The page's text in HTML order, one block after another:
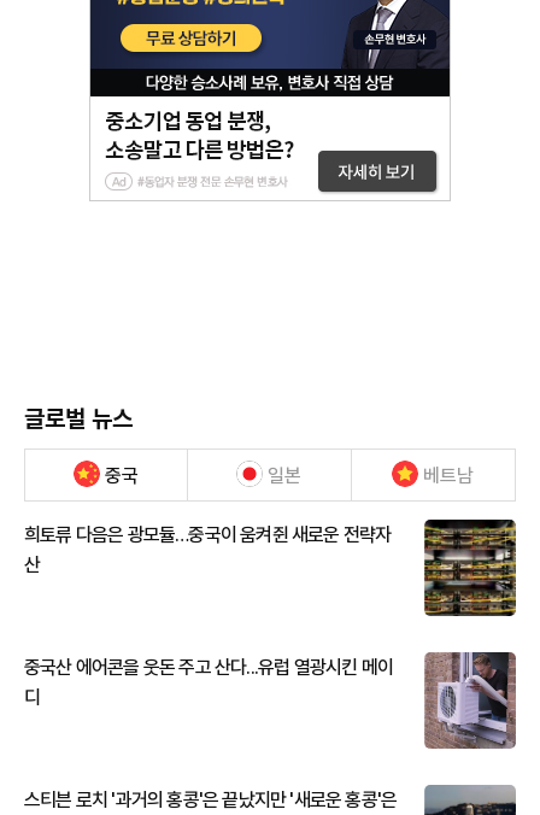
글로벌 뉴스
중국 일본 베트남
희토류 다음은 광모듈…중국이 움켜쥔 새로운 전략자
산
중국산 에어콘을 웃돈 주고 산다...유럽 열광시킨 메이
디
스티븐 로치 '과거의 홍콩'은 끝났지만 '새로운 홍콩'은